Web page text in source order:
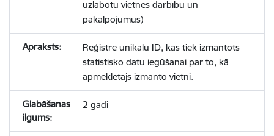
uzlabotu vietnes darbību un
pakalpojumus)
Reģistrē unikālu ID, kas tiek izmantots
statistisko datu iegūšanai par to, kā
apmeklētājs izmanto vietni.
2 gadi